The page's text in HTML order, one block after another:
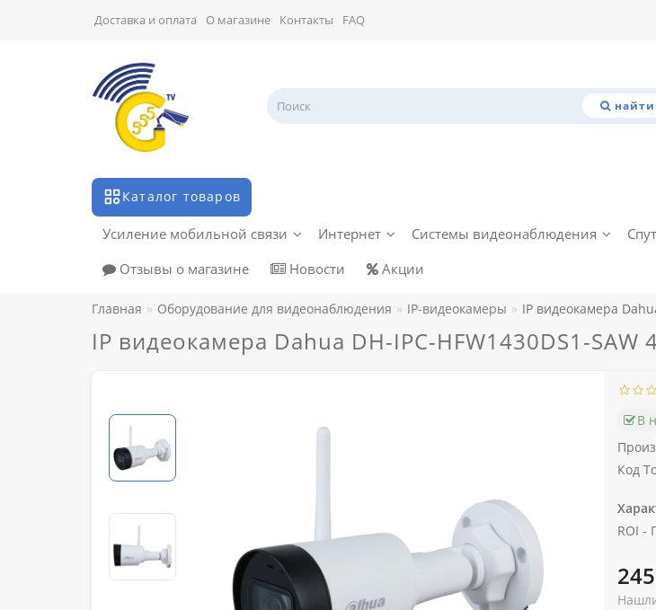
Доставка и оплата О магазине Контакты FAQ
найти
Каталог товаров
Усиление мобильной связи Интернет Системы видеонаблюдения
Отзывы о магазине
Новости Акции
Главная Оборудование для видеонаблюдения IP-видеокамеры IP видеокамера
IP видеокамера Dahua DH-IPC-HFW1430DS1-
В
Код
ROI -